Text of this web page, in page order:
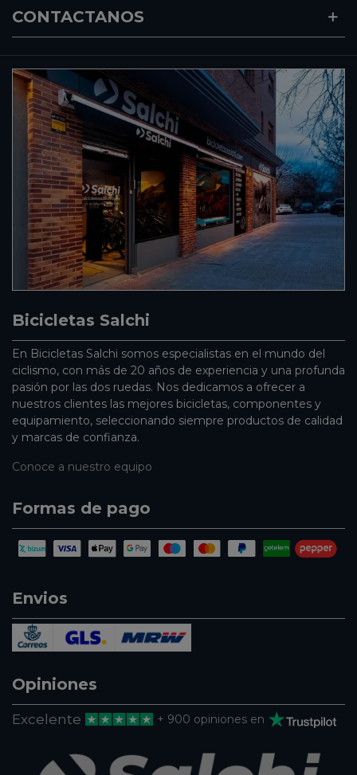
CONTACTANOS
Bicicletas Salchi
En Bicicletas Salchi somos especialistas en el mundo del
ciclismo, con más de 20 años de experiencia y una profunda
pasión por las dos ruedas. Nos dedicamos a ofrecer a
nuestros clientes las mejores bicicletas, componentes y
equipamiento, seleccionando siempre productos de calidad
y marcas de confianza.
Conoce a nuestro equipo
Formas de pago
Envios
Opiniones
Excelente + 900 opiniones en